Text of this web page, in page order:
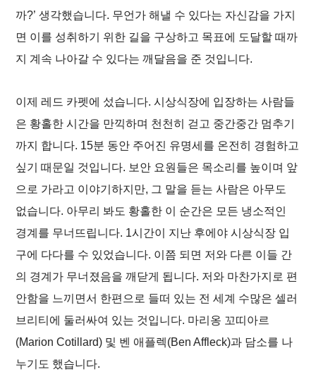
까?’ 생각했습니다. 무언가 해낼 수 있다는 자신감을 가지
면 이를 성취하기 위한 길을 구상하고 목표에 도달할 때까
지 계속 나아갈 수 있다는 깨달음을 준 것입니다.
이제 레드 카펫에 섰습니다. 시상식장에 입장하는 사람들
은 황홀한 시간을 만끽하며 천천히 걷고 중간중간 멈추기
까지 합니다. 15분 동안 주어진 유명세를 온전히 경험하고
싶기 때문일 것입니다. 보안 요원들은 목소리를 높이며 앞
으로 가라고 이야기하지만, 그 말을 듣는 사람은 아무도
없습니다. 아무리 봐도 황홀한 이 순간은 모든 냉소적인
경계를 무너뜨립니다. 1시간이 지난 후에야 시상식장 입
구에 다다를 수 있었습니다. 이쯤 되면 저와 다른 이들 간
의 경계가 무너졌음을 깨닫게 됩니다. 저와 마찬가지로 편
안함을 느끼면서 한편으로 들떠 있는 전 세계 수많은 셀러
브리티에 둘러싸여 있는 것입니다. 마리옹 꼬띠아르
(Marion Cotillard) 및 벤 애플렉(Ben Affleck)과 담소를 나
누기도 했습니다.